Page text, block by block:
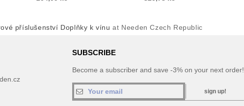
příslušenství Doplňky k vínu at Needen Czech Republic
SUBSCRIBE
Become a subscriber and save -3% on your next order!
sign up!